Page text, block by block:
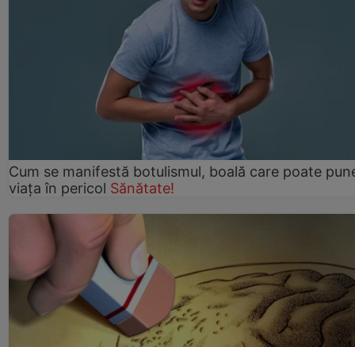
Cum se manifestă botulismul, boală care poate
viaţa în pericol Sănătate!